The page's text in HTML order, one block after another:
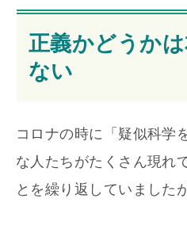
正義かどうか
ない
コロナの時に「疑似科学
な人たちがたくさん現れ
とを繰り返していました